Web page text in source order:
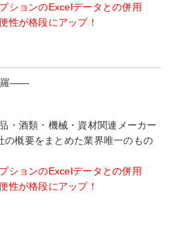
ションのExcelデータとの併用
性が格段にアップ！
羅――
・酒類・機械・資材関連メーカー
の概要をまとめた業界唯一のもの
ションのExcelデータとの併用
性が格段にアップ！